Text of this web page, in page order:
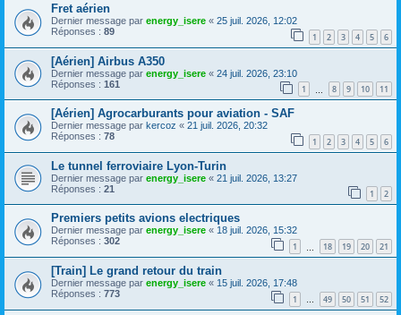
Fret aérien
Dernier message par energy_isere « 25 juil. 2026, 12:02
Réponses : 89 1 2 3 4 5 6
[Aérien] Airbus A350
Dernier message par energy_isere « 24 juil. 2026, 23:10
Réponses : 161 1 8 9 10 11
[Aérien] Agrocarburants pour aviation - SAF
Dernier message par kercoz « 21 juil. 2026, 20:32
Réponses : 78 1 2 3 4 5 6
Le tunnel ferroviaire Lyon-Turin
Dernier message par energy_isere « 21 juil. 2026, 13:27
Réponses : 21 1 2
Premiers petits avions electriques
Dernier message par energy_isere « 18 juil. 2026, 15:32
Réponses : 302 1 18 19 20 21
[Train] Le grand retour du train
Dernier message par energy_isere « 15 juil. 2026, 17:48
Réponses : 773 1 … 49 50 51 52